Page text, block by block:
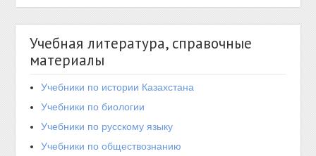
Учебная литература, справочные
материалы
Учебники по истории Казахстана
Учебники по биологии
Учебники по русскому языку
Учебники по обществознанию